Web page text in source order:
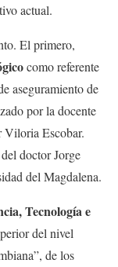
actual.
El primero,
como referente
aseguramiento de
por la docente
Viloria Escobar.
doctor Jorge
del Magdalena.
Tecnología e
del nivel
de los